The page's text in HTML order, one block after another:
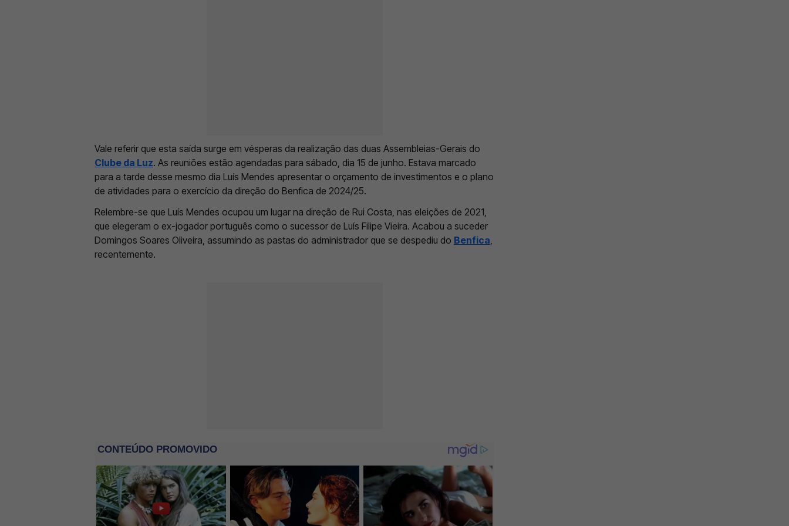
Vale referir que esta saída surge em vésperas da realização das duas Assembleias-Gerais do
Clube da Luz. As reuniões estão agendadas para sábado, dia 15 de junho. Estava marcado
para a tarde desse mesmo dia Luís Mendes apresentar o orçamento de investimentos e o plano
de atividades para o exercício da direção do Benfica de 2024/25.
Relembre-se que Luís Mendes ocupou um lugar na direção de Rui Costa, nas eleições de 2021,
que elegeram o ex-jogador português como o sucessor de Luís Filipe Vieira. Acabou a suceder
Domingos Soares Oliveira, assumindo as pastas do administrador que se despediu do Benfica
recentemente.